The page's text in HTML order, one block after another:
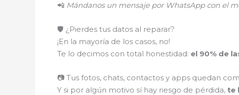
📲 Mándanos un mensaje por WhatsApp con el
🛡️ ¿Pierdes tus datos al reparar?
¡En la mayoría de los casos, no!
Te lo decimos con total honestidad: el 90% de
📷 Tus fotos, chats, contactos y apps quedan
Y si por algún motivo sí hay riesgo de pérdida, te